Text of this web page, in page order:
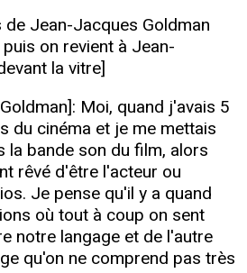
Jean-Jacques Goldman
on revient à Jean-
la vitre]
Moi, quand j'avais 5
du cinéma et je me mettais
la bande son du film, alors
rêvé d'être l'acteur ou
Je pense qu'il y a quand
où tout à coup on sent
notre langage et de l'autre
qu'on ne comprend pas très